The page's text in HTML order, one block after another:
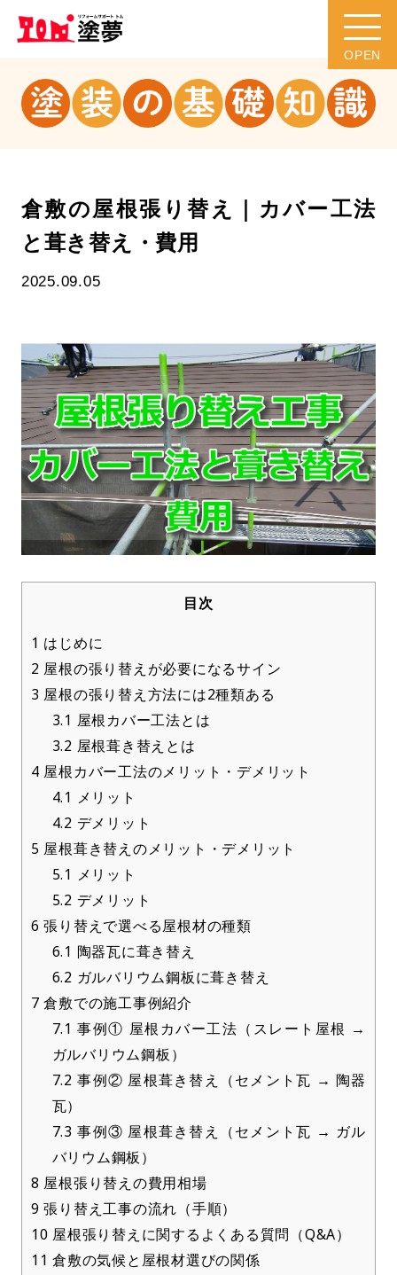
倉敷の屋根張り替え｜カバー工法
と葺き替え・費用
2025.09.05
目次
1 はじめに
2 屋根の張り替えが必要になるサイン
3 屋根の張り替え方法には2種類ある
3.1 屋根カバー工法とは
3.2 屋根葺き替えとは
4 屋根カバー工法のメリット・デメリット
4.1 メリット
4.2 デメリット
5 屋根葺き替えのメリット・デメリット
5.1 メリット
5.2 デメリット
6 張り替えで選べる屋根材の種類
6.1 陶器瓦に葺き替え
6.2 ガルバリウム鋼板に葺き替え
7 倉敷での施工事例紹介
7.1 事例① 屋根カバー工法（スレート屋根 →
ガルバリウム鋼板）
7.2 事例② 屋根葺き替え（セメント瓦 → 陶器
瓦）
7.3 事例③ 屋根葺き替え（セメント瓦 → ガル
バリウム鋼板）
8 屋根張り替えの費用相場
9 張り替え工事の流れ（手順）
10 屋根張り替えに関するよくある質問（Q&A）
11 倉敷の気候と屋根材選びの関係